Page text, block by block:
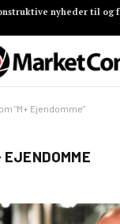
nyheder til og
"M+ Ejendomme"
EJENDOMME